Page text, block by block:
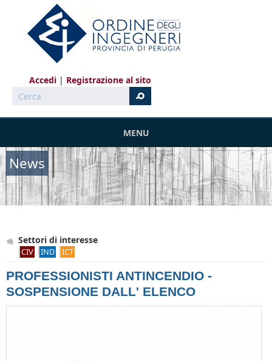
Salta al contenuto principale
Accedi
Registrazione al sito
Cerca
MENU
News
Settori di interesse
CIV IND ICT
PROFESSIONISTI ANTINCENDIO -
SOSPENSIONE DALL' ELENCO